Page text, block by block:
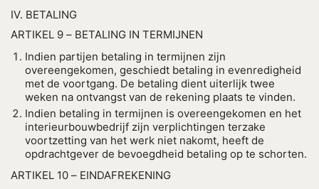
IV. BETALING
ARTIKEL 9 – BETALING IN TERMIJNEN
Indien partijen betaling in termijnen zijn
overeengekomen, geschiedt betaling in evenredigheid
met de voortgang. De betaling dient uiterlijk twee
weken na ontvangst van de rekening plaats te vinden.
Indien betaling in termijnen is overeengekomen en het
interieurbouwbedrijf zijn verplichtingen terzake
voortzetting van het werk niet nakomt, heeft de
opdrachtgever de bevoegdheid betaling op te schorten.
ARTIKEL 10 – EINDAFREKENING